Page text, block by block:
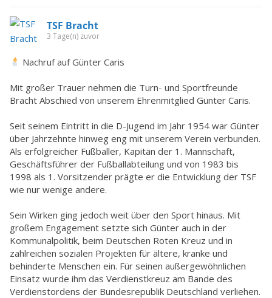
TSF Bracht
3 Tage(n) zuvor
Nachruf auf Günter Caris
Mit großer Trauer nehmen die Turn- und Sportfreunde
Bracht Abschied von unserem Ehrenmitglied Günter Caris.
Seit seinem Eintritt in die D-Jugend im Jahr 1954 war Günter
über Jahrzehnte hinweg eng mit unserem Verein verbunden.
Als erfolgreicher Fußballer, Kapitän der 1. Mannschaft,
Geschäftsführer der Fußballabteilung und von 1983 bis
1998 als 1. Vorsitzender prägte er die Entwicklung der TSF
wie nur wenige andere.
Sein Wirken ging jedoch weit über den Sport hinaus. Mit
großem Engagement setzte sich Günter auch in der
Kommunalpolitik, beim Deutschen Roten Kreuz und in
zahlreichen sozialen Projekten für ältere, kranke und
behinderte Menschen ein. Für seinen außergewöhnlichen
Einsatz wurde ihm das Verdienstkreuz am Bande des
Verdienstordens der Bundesrepublik Deutschland verliehen.